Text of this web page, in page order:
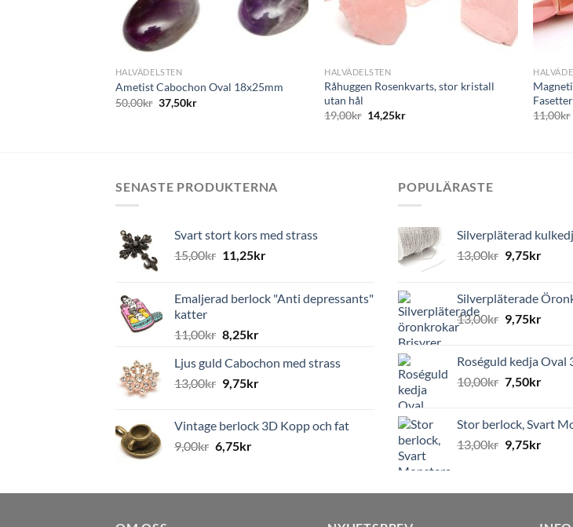
+
HALVÄDELSTEN
Ametist Cabochon Oval 18x25mm
50,00kr 37,50kr
HALVÄDELSTEN
Råhuggen Rosenkvarts, stor kristall
utan hål
19,00kr 14,25kr
11,00kr
SENASTE PRODUKTERNA
Svart stort kors med strass
15,00kr 11,25kr
Emaljerad berlock "Anti depressants"
katter
11,00kr 8,25kr
Ljus guld Cabochon med strass
13,00kr 9,75kr
Vintage berlock 3D Kopp och fat
9,00kr 6,75kr
POPULÄRASTE
Silverpläterad
13,00kr 9,75kr
Silverpläterade
13,00kr 9,75kr
Roséguld kedja Oval
10,00kr 7,50kr
Stor berlock, Svart
13,00kr 9,75kr